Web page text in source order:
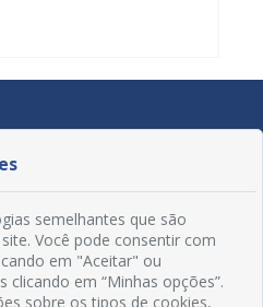
Alto do Alencar e
semelhantes que são
Você pode consentir com
em "Aceitar" ou
clicando em “Minhas opções”.
sobre os tipos de cookies,